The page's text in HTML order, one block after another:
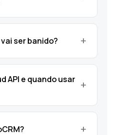
ser banido?
API e quando usar